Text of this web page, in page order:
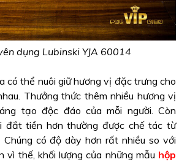
dụng Lubinski YJA 60014
có thể nuôi giữ hương vị đặc trưng cho
Thưởng thức thêm nhiều hương vị
tạo độc đáo của mỗi người. Còn
đắt tiền hơn thường được chế tác từ
có độ dày hơn rất nhiều so với
vì thế, khối lượng của những mẫu hộp